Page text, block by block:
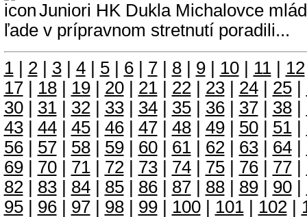
Juniori HK Dukla Michalovce
ľade v prípravnom stretnutí poradili...
1| 2| 3| 4| 5| 6| 7| 8| 9| 10| 11| 12
17| 18| 19| 20| 21| 22| 23| 24| 25|
30| 31| 32| 33| 34| 35| 36| 37| 38|
43| 44| 45| 46| 47| 48| 49| 50| 51|
56| 57| 58| 59| 60| 61| 62| 63| 64|
69| 70| 71| 72| 73| 74| 75| 76| 77|
82| 83| 84| 85| 86| 87| 88| 89| 90|
95| 96| 97| 98| 99| 100| 101| 102|